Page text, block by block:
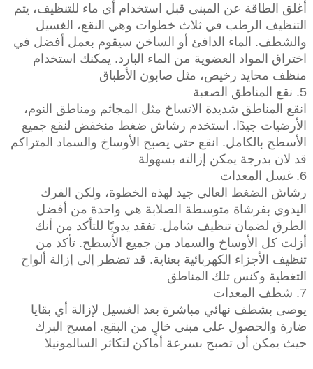
أغلق الطاقة عن المبنى قبل استخدام أي ماء للتنظيف، يتم
التنظيف الرطب في ثلاث خطوات وهي النقع، الغسيل
والشطف. الماء الدافئ أو الساخن سيقوم بعمل أفضل في
اختراق المواد العضوية من الماء البارد. يمكنك استخدام
منظف محايد رخيص، مثل صابون الأطباق
5. نقع المناطق الصعبة
انقع المناطق شديدة الاتساخ مثل المجاثم ومناطق النوم،
الأرضيات جيدًا. استخدم رشاش ضغط منخفض لنقع جميع
الأسطح بالكامل. انقع حتى يصبح الأوساخ والسماد المتراكم
قد لان بدرجة يمكن إزالته بسهولة
6. غسل المعدات
رشاش الضغط العالي جيد لهذه الخطوة، ولكن الفرك
اليدوي بفرشاة متوسطة الصلابة هي واحدة من أفضل
الطرق لضمان تنظيف شامل. تفقد يدويًا للتأكد من أنك
أزلت كل الأوساخ والسماد من جميع الأسطح. تأكد من
تنظيف الأجزاء الكهربائية بعناية. قد تضطر إلى إزالة ألواح
التغطية وكنس تلك المناطق
7. شطف المعدات
يوصى بشطف نهائي مباشرة بعد الغسيل لإزالة أي بقايا
ضارة والحصول على مبنى خالٍ من البقع. امسح البرك
حيث يمكن أن تصبح بسرعة أماكن لتكاثر السالمونيلا